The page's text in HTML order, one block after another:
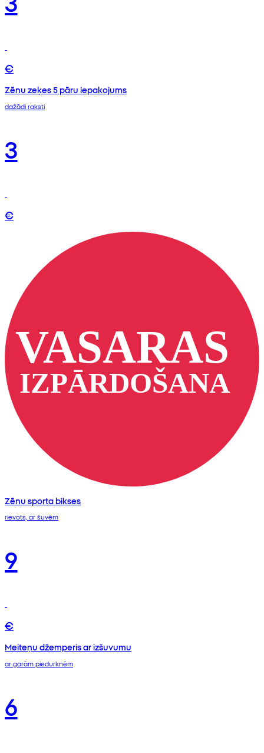
€
Zēnu zeķes 5 pāru iepakojums
dažādi raksti
3
€
Zēnu sporta bikses
rievots, ar šuvēm
9
€
Meiteņu džemperis ar izšuvumu
ar garām piedurknēm
6